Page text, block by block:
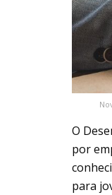
O
por
para